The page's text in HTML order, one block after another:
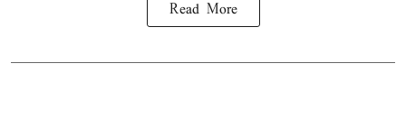
Read More